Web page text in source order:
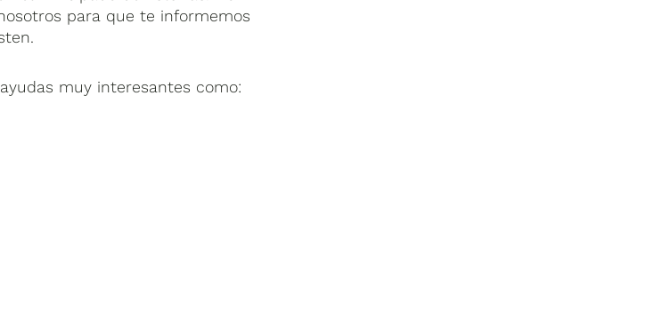
para que te informemos
muy interesantes como: